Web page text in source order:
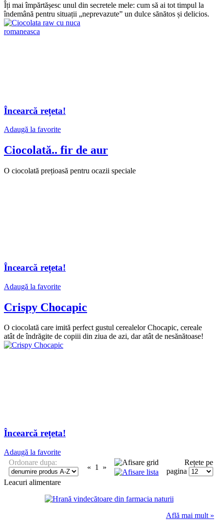
Îți mai împărtășesc unul din secretele mele: cum să ai tot timpul la
îndemână pentru situații „neprevazute” un dulce sănătos și delicios.
Încearcă rețeta!
Adaugă la favorite
Ciocolată.. fir de aur
O ciocolată prețioasă pentru ocazii speciale
Încearcă rețeta!
Adaugă la favorite
Crispy Chocapic
O ciocolată care imită perfect gustul cerealelor Chocapic, cereale
atât de îndrăgite de copiii din ziua de azi, dar atât de nesănătoase!
Încearcă rețeta!
Adaugă la favorite
Ordonare dupa:
« 1 »
Rețete pe
pagina
Leacuri alimentare
Află mai mult »